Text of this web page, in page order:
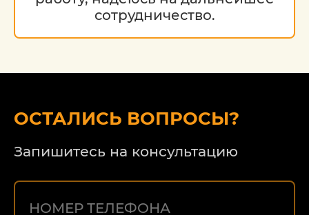
сотрудничество.
ОСТАЛИСЬ ВОПРОСЫ?
Запишитесь на консультацию